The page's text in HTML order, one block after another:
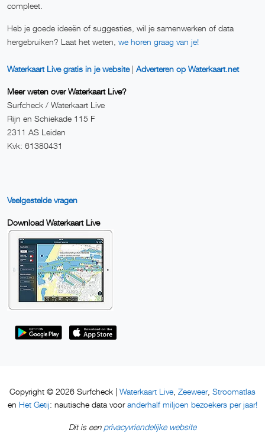
compleet.
Heb je goede ideeën of suggesties, wil je samenwerken of data
hergebruiken? Laat het weten, we horen graag van je!
Waterkaart Live gratis in je website| Adverteren op Waterkaart.net
Meer weten over Waterkaart Live?
Surfcheck / Waterkaart Live
Rijn en Schiekade 115 F
2311 AS Leiden
Kvk: 61380431
Veelgestelde vragen
Download Waterkaart Live
Copyright © 2026 Surfcheck | Waterkaart Live Zeeweer, Stroomatlas
en Het Getij: nautische data vooranderhalf miljoen bezoekers per jaar!
Dit is een privacyvriendelijke website